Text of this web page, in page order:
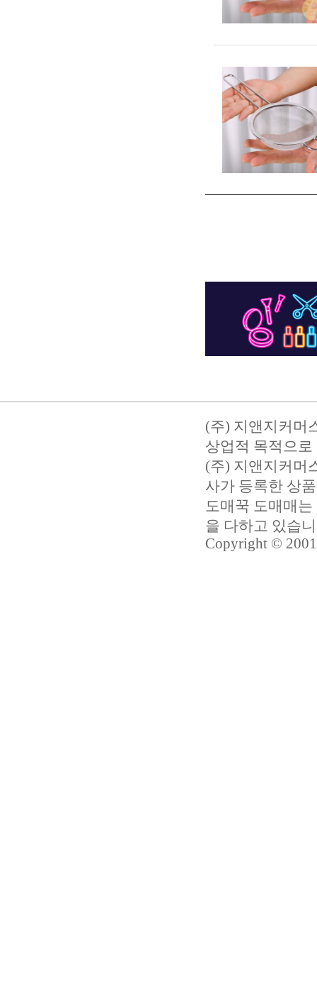
(주) 지앤지커머
상업적 목적으
(주) 지앤지커머
사가 등록한 상
도매꾹 도매매
을 다하고 있습
Copyright ©